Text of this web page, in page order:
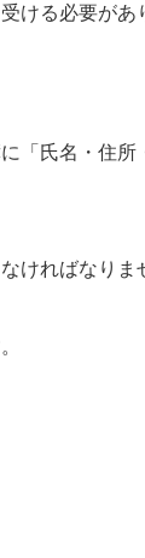
ける必要があ
「氏名・住
ければなりま